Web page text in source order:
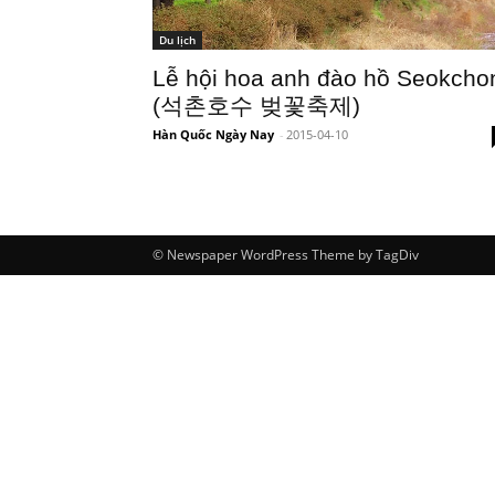
Du lịch
Lễ hội hoa anh đào hồ
(석촌호수 벚꽃축제)
Hàn Quốc Ngày Nay - 2015-04-10
© Newspaper WordPress Theme by TagDiv